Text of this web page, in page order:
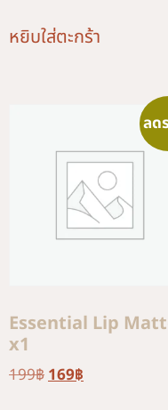
หยิบใส่ตะกร้า
ลด
Essential Lip
x1
199฿169฿